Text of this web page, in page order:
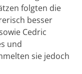
folgten die
besser
Cedric
und
sie jedoch